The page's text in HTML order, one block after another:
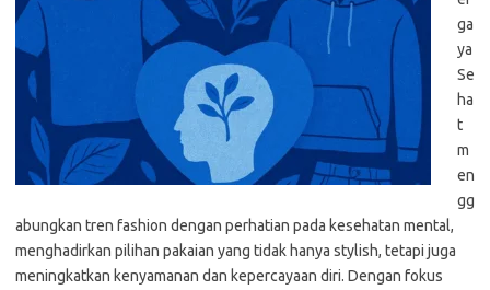
ga
ya
Se
ha
t
m
en
gg
abungkan tren fashion dengan perhatian pada kesehatan mental,
menghadirkan pilihan pakaian yang tidak hanya stylish, tetapi juga
meningkatkan kenyamanan dan kepercayaan diri. Dengan fokus